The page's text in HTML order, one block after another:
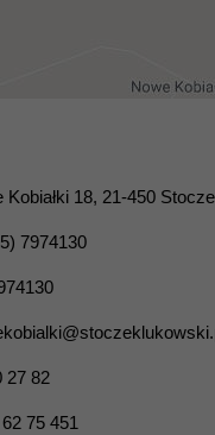
Kobiałki 18, 21-450
7974130
27 82
75 451